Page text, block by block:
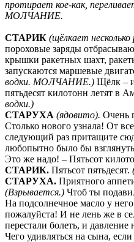
протирает кое-как,
МОЛЧАНИЕ.
СТАРИК (щёлкает несколько
пороховые заряды
крышки ракетных шахт,
запускаются маршевые
водки. МОЛЧАНИЕ.) Щёлк – и
пятьдесят килотонн летят в
водки.)
СТАРУХА (ядовито). Очень
Столько нового узнала! От
следующий раз притащите
любопытно было бы
Это же надо! – Пятьсот
СТАРИК. Пятьсот пятьдесят.
СТАРУХА. Приятного
(Взрывается.) Чтоб ты
На подсолнечное масло у
пожалуйста! И не лень же в
перестали болеть, и давление
Чего удивляться на сына,